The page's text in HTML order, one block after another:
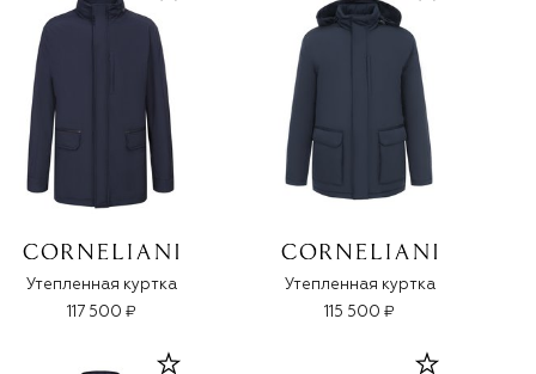
Утепленная куртка
117 500 ₽
Утепленная куртка
115 500 ₽